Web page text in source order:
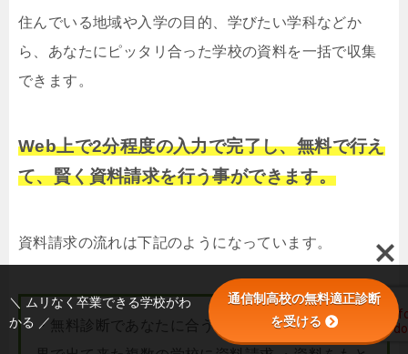
住んでいる地域や入学の目的、学びたい学科などか
ら、あなたにピッタリ合った学校の資料を一括で収集
できます。
Web上で2分程度の入力で完了し、無料で行え
て、賢く資料請求を行う事ができます。
資料請求の流れは下記のようになっています。
・無料診断であなたに合う学校を調べる ・診断結
＼ ムリなく卒業できる学校がわ
かる ／
通信制高校の無料適正診断
を受ける